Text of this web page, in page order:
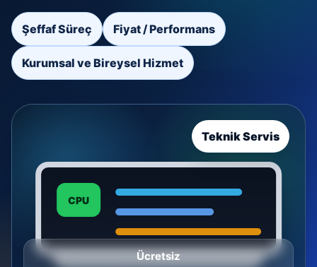
Şeffaf Süreç Fiyat / Performans
Kurumsal ve Bireysel Hizmet
CPU
Teknik Servis
Ücretsiz